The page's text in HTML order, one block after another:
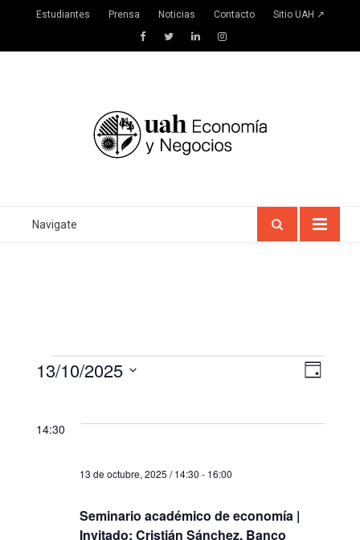
Estudiantes Prensa Noticias Contacto Sitio UAH ↗
FacebookTwitterLinkedInInstagram
Navigate
en
octubre,
vistas
vistas
Día
13/10/2025
fecha.
14:30
Seminario académico de economía |
Invitado: Cristián Sánchez, Banco
13 de octubre, 2025 / 14:30 - 16:00